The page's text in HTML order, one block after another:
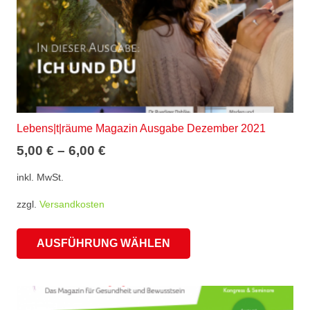
gewählt
werden
Lebens|t|räume Magazin Ausgabe Dezember 2021
5,00 € – 6,00 €
inkl. MwSt.
zzgl. Versandkosten
AUSFÜHRUNG WÄHLEN
mehrere
Varianten